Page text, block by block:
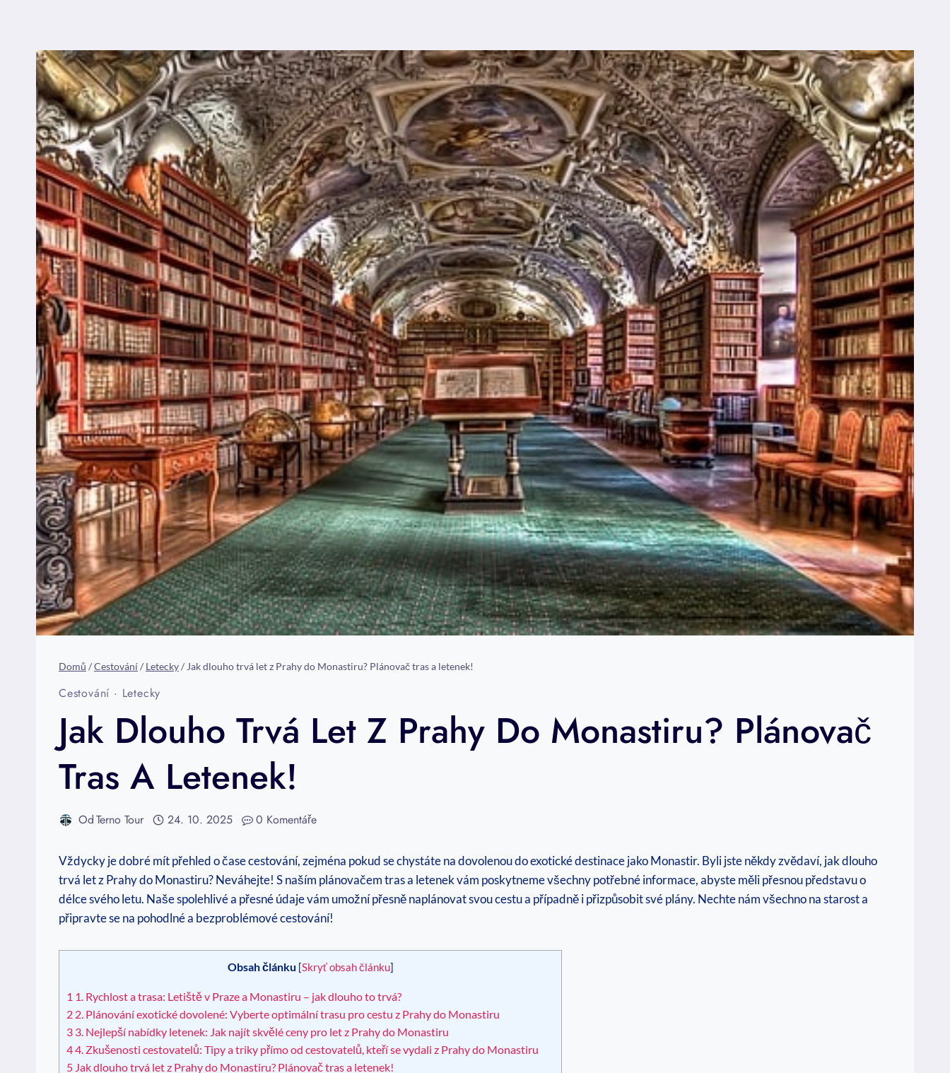
Domů /Cestování/ Letecky/ Jak dlouho trvá let z Prahy do Monastiru? Plánovač tras a letenek!
Cestování · Letecky
Jak Dlouho Trvá Let Z Prahy Do Monastiru? Plánovač
Tras A Letenek!
OdTerno Tour 24. 10. 2025 0 Komentáře
Vždycky je dobré mít přehled o čase cestování, zejména pokud se chystáte na dovolenou do exotické destinace jako Monastir. Byli jste někdy zvědaví, jak dlouho
trvá let z Prahy do Monastiru? Neváhejte! S naším plánovačem tras a letenek vám poskytneme všechny potřebné informace, abyste měli přesnou představu o
délce svého letu. Naše spolehlivé a přesné údaje vám umožní přesně naplánovat svou cestu a případně i přizpůsobit své plány. Nechte nám všechno na starost a
připravte se na pohodlné a bezproblémové cestování!
Obsah článku [Skryť obsah článku]
1 1. Rychlost a trasa: Letiště v Praze a Monastiru – jak dlouho to trvá?
2 2. Plánování exotické dovolené: Vyberte optimální trasu pro cestu z Prahy do Monastiru
3 3. Nejlepší nabídky letenek: Jak najít skvělé ceny pro let z Prahy do Monastiru
44. Zkušenosti cestovatelů: Tipy a triky přímo od cestovatelů, kteří se vydali z Prahy do Monastiru
5 Jak dlouho trvá let z Prahy do Monastiru? Plánovač tras a letenek!